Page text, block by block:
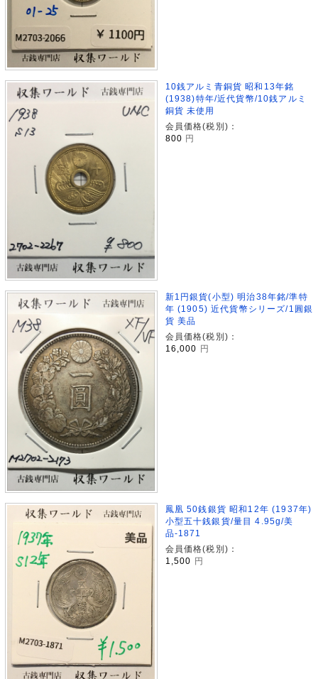
10銭アルミ青銅貨 昭和13年銘
(1938)特年/近代貨幣/10銭アルミ
銅貨 未使用
会員価格(税別)：
800 円
新1円銀貨(小型) 明治38年銘/準特
年 (1905) 近代貨幣シリーズ/1圓銀
貨 美品
会員価格(税別)：
16,000
円
鳳凰 50銭銀貨 昭和12年 (1937年)
小型五十銭銀貨/量目 4.95g/美
品-1871
会員価格(税別)：
1,500 円